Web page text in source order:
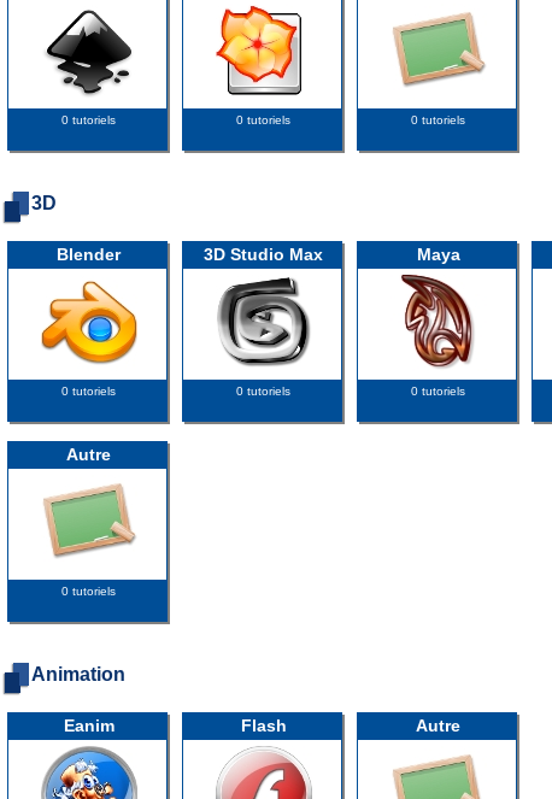
0 tutoriels 0 tutoriels 0 tutoriels
3D
Blender
0 tutoriels
3D Studio Max
0 tutoriels
Maya
0 tutoriels
Autre
0 tutoriels
Animation
Eanim Flash Autre